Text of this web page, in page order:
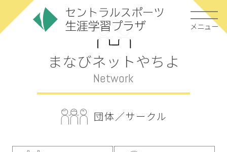
メニュー
まなびネットやちよ
Network
団体／サークル